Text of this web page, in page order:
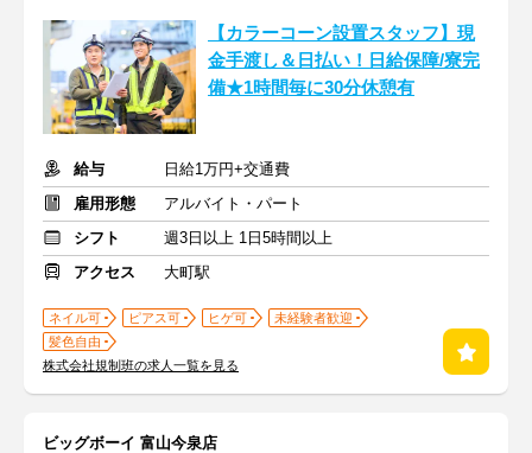
【カラーコーン設置スタッフ】現
金手渡し＆日払い！日給保障/寮完
備★1時間毎に30分休憩有
給与
日給1万円+交通費
雇用形態
アルバイト・パート
シフト
週3日以上 1日5時間以上
アクセス
大町駅
ネイル可 ピアス可 ヒゲ可
未経験者歓迎
髪色自由
株式会社規制班の求人一覧を見る
ビッグボーイ 富山今泉店